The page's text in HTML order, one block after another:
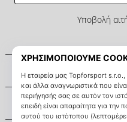
Σχετικά μ' εμάς
Εξυπηρέτηση πελατών
Υποβολή